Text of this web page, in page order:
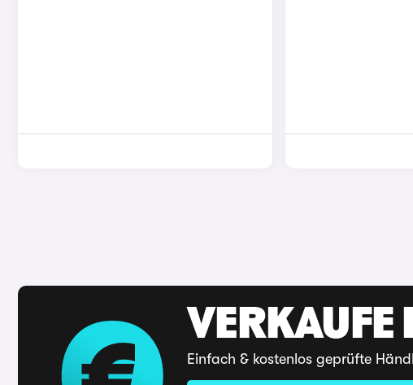
VERKAUFE
Einfach & kostenlos geprüfte